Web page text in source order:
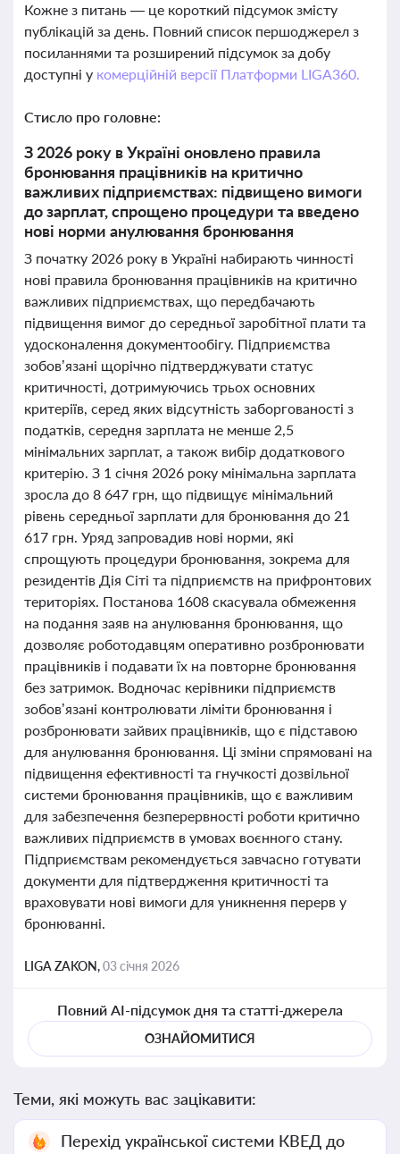
Кожне з питань — це короткий підсумок змісту
публікацій за день. Повний список першоджерел з
посиланнями та розширений підсумок за добу
доступні у комерційній версії Платформи LIGA360.
Стисло про головне:
З 2026 року в Україні оновлено правила
бронювання працівників на критично
важливих підприємствах: підвищено вимоги
до зарплат, спрощено процедури та введено
нові норми анулювання бронювання
З початку 2026 року в Україні набирають чинності
нові правила бронювання працівників на критично
важливих підприємствах, що передбачають
підвищення вимог до середньої заробітної плати та
удосконалення документообігу. Підприємства
зобов’язані щорічно підтверджувати статус
критичності, дотримуючись трьох основних
критеріїв, серед яких відсутність заборгованості з
податків, середня зарплата не менше 2,5
мінімальних зарплат, а також вибір додаткового
критерію. З 1 січня 2026 року мінімальна зарплата
зросла до 8 647 грн, що підвищує мінімальний
рівень середньої зарплати для бронювання до 21
617 грн. Уряд запровадив нові норми, які
спрощують процедури бронювання, зокрема для
резидентів Дія Сіті та підприємств на прифронтових
територіях. Постанова 1608 скасувала обмеження
на подання заяв на анулювання бронювання, що
дозволяє роботодавцям оперативно розбронювати
працівників і подавати їх на повторне бронювання
без затримок. Водночас керівники підприємств
зобов’язані контролювати ліміти бронювання і
розбронювати зайвих працівників, що є підставою
для анулювання бронювання. Ці зміни спрямовані на
підвищення ефективності та гнучкості дозвільної
системи бронювання працівників, що є важливим
для забезпечення безперервності роботи критично
важливих підприємств в умовах воєнного стану.
Підприємствам рекомендується завчасно готувати
документи для підтвердження критичності та
враховувати нові вимоги для уникнення перерв у
бронюванні.
LIGA ZAKON,03 січня 2026
Повний AI-підсумок дня та статті-джерела
ОЗНАЙОМИТИСЯ
Теми, які можуть вас зацікавити:
Перехід української системи КВЕД до